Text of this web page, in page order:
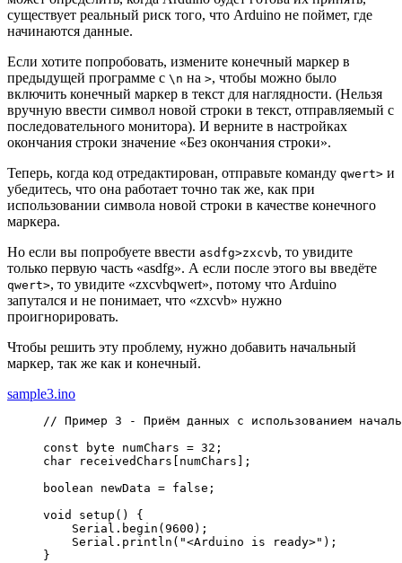
существует реальный риск того, что Arduino не поймет, где
начинаются данные.
Если хотите попробовать, измените конечный маркер в
предыдущей программе с \n на >, чтобы можно было
включить конечный маркер в текст для наглядности. (Нельзя
вручную ввести символ новой строки в текст, отправляемый с
последовательного монитора). И верните в настройках
окончания строки значение «Без окончания строки».
Теперь, когда код отредактирован, отправьте команду qwert> и
убедитесь, что она работает точно так же, как при
использовании символа новой строки в качестве конечного
маркера.
Но если вы попробуете ввести asdfg>zxcvb, то увидите
только первую часть «asdfg». А если после этого вы введёте
qwert>, то увидите «zxcvbqwert», потому что Arduino
запутался и не понимает, что «zxcvb» нужно
проигнорировать.
Чтобы решить эту проблему, нужно добавить начальный
маркер, так же как и конечный.
sample3.ino
// Пример 3 - Приём данных с использованием
const byte numChars = 32 ;
char receivedChars [ numChars ] ;
boolean newData = false ;
void
setup ( )
{
    Serial.
begin (9600 ) ;
    Serial.
println ( "<Arduino is ready>" ) ;
}